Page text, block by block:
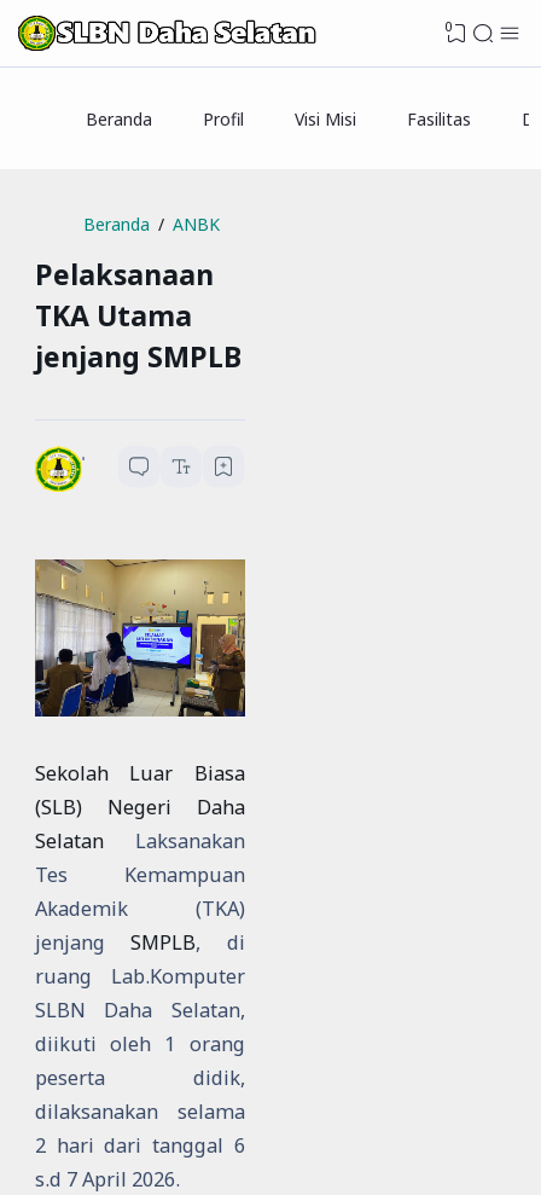
0
Beranda Profil Visi Misi Fasilitas
Beranda ANBK
Pelaksanaan
TKA Utama
jenjang SMPLB
SLBN Daha Selatan
menit baca
Sekolah Luar Biasa
(SLB) Negeri Daha
Selatan Laksanakan
Tes Kemampuan
Akademik (TKA)
jenjangSMPLB, di
ruang Lab.Komputer
SLBN Daha Selatan,
diikuti oleh 1 orang
peserta didik,
dilaksanakan selama
2 hari dari tanggal 6
s.d 7 April 2026.